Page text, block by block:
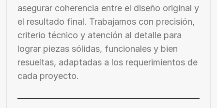
asegurar coherencia entre el diseño original y
el resultado final. Trabajamos con precisión,
criterio técnico y atención al detalle para
lograr piezas sólidas, funcionales y bien
resueltas, adaptadas a los requerimientos de
cada proyecto.